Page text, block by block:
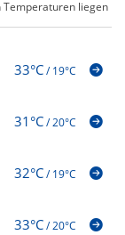
Temperaturen liegen
33°C/19°C
31°C/20°C
32°C/19°C
33°C/20°C